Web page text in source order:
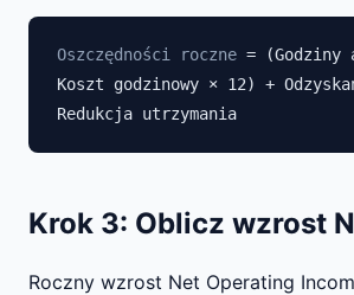
Oszczędności roczne = (Godziny
Koszt godzinowy × 12) +
Redukcja utrzymania
Krok 3: Oblicz wzrost
Roczny wzrost Net Operating